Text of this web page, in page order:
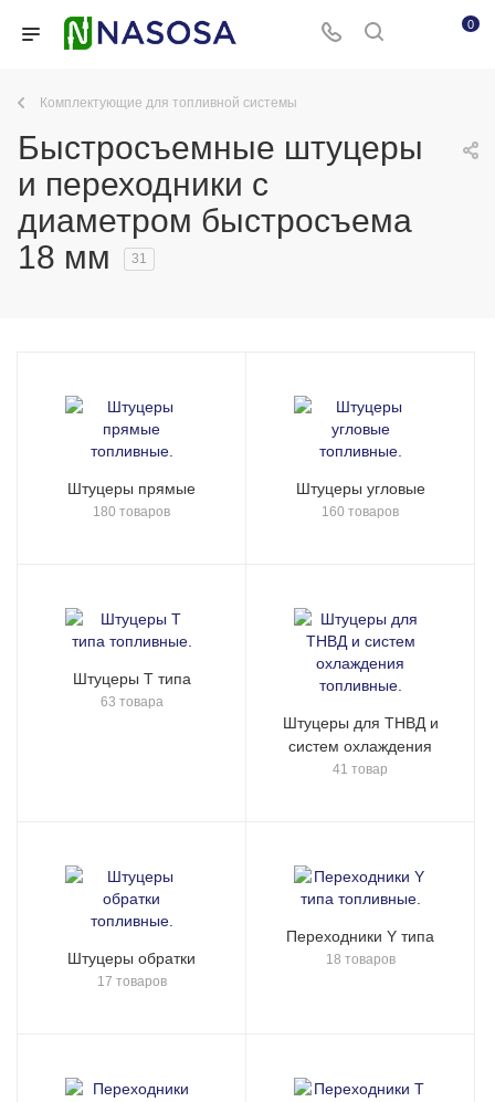
0
Комплектующие для топливной системы
Быстросъемные штуцеры
и переходники с
диаметром быстросъема
18 мм
31
Штуцеры прямые
180 товаров
Штуцеры угловые
160 товаров
Штуцеры Т типа
63 товара
Штуцеры для ТНВД и
систем охлаждения
41 товар
Штуцеры обратки
17 товаров
Переходники Y типа
18 товаров